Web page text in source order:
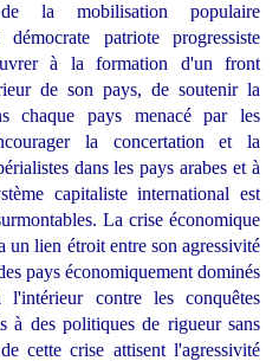
la mobilisation populaire
patriote progressiste
à la formation d'un front
de son pays, de soutenir la
chaque pays menacé par les
la concertation et la
dans les pays arabes et à
capitaliste international est
La crise économique
un lien étroit entre son agressivité
pays économiquement dominés
l'intérieur contre les conquêtes
à des politiques de rigueur sans
cette crise attisent l'agressivité